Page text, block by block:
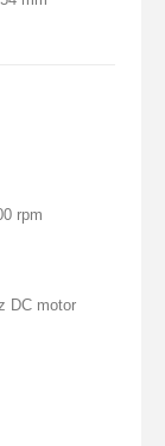
rpm
DC motor